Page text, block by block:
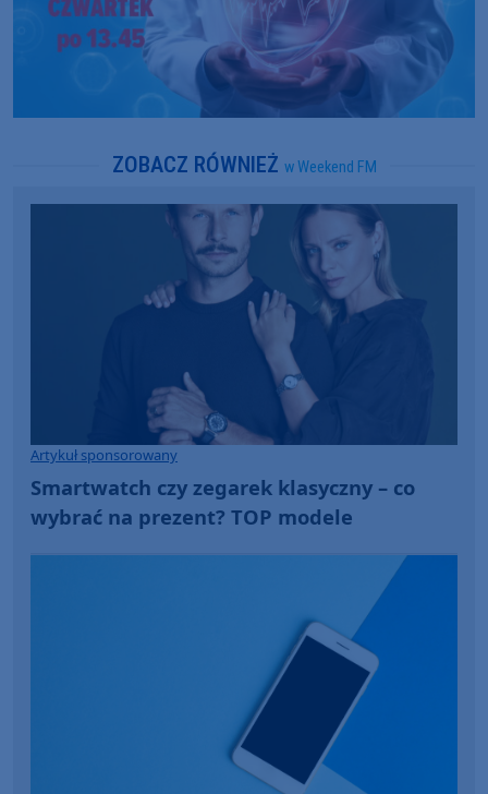
ZOBACZ RÓWNIEŻ w Weekend FM
Artykuł sponsorowany
Smartwatch czy zegarek klasyczny – co
wybrać na prezent? TOP modele